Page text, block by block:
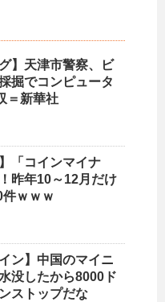
】天津市警察、ビ
掘でコンピュータ
＝新華社
「コインマイナ
昨年10～12月だけ
ｗｗｗ
ン】中国のマイニ
没したから8000ド
ストップだな